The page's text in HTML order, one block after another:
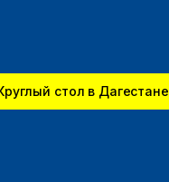
стол в Дагестане